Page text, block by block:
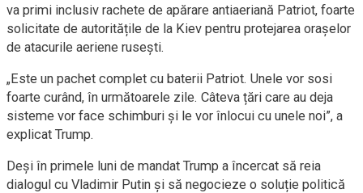
va primi inclusiv rachete de apărare antiaeriană Patriot, foarte
solicitate de autoritățile de la Kiev pentru protejarea orașelor
de atacurile aeriene rusești.
„Este un pachet complet cu baterii Patriot. Unele vor sosi
foarte curând, în următoarele zile. Câteva țări care au deja
sisteme vor face schimburi și le vor înlocui cu unele noi”, a
explicat Trump.
Deși în primele luni de mandat Trump a încercat să reia
dialogul cu Vladimir Putin și să negocieze o soluție politică